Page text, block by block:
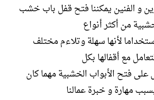
و الفنين يمكننا فتح قفل باب خشب
من أكثر أنواع
لأنها سهلة وتلاءم مختلف
مع أقفالها بكل
على فتح الأبواب الخشبية مهما كان
مهارة و خبرة عمالنا